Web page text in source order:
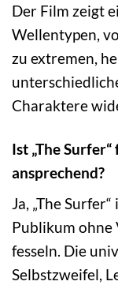
Der Film zeigt
Wellentypen,
zu extremen,
Charaktere
Ist „The
ansprechend?
Ja, „The
Publikum ohne
fesseln. Die
Selbstzweifel,